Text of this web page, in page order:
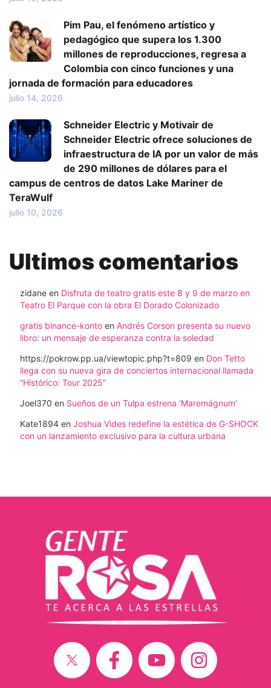
Pim Pau, el fenómeno artístico y
pedagógico que supera los 1.300
millones de reproducciones, regresa a
Colombia con cinco funciones y una
jornada de formación para educadores
julio 14, 2026
Schneider Electric y Motivair de
Schneider Electric ofrece soluciones de
infraestructura de IA por un valor de más
de 290 millones de dólares para el
campus de centros de datos Lake Mariner de
TeraWulf
julio 10, 2026
Ultimos comentarios
zidane en Disfruta de teatro gratis este 8 y 9 de marzo en
Teatro El Parque con la obra El Dorado Colonizado
gratis binance-konto en Andrés Corson presenta su nuevo
libro: un mensaje de esperanza contra la soledad
https://pokrow.pp.ua/viewtopic.php?t=809 en Don Tetto
llega con su nueva gira de conciertos internacional llamada
“Histórico: Tour 2025”
Joel370 en Sueños de un Tulpa estrena ‘Maremágnum’
Kate1894 en Joshua Vides redefine la estética de G-SHOCK
con un lanzamiento exclusivo para la cultura urbana